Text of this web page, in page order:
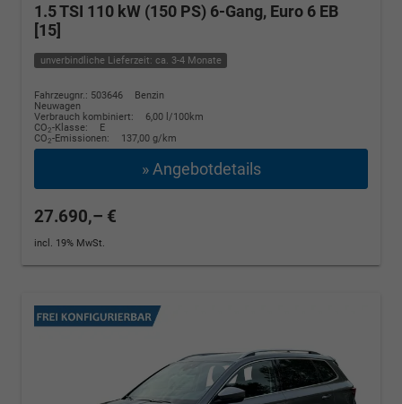
1.5 TSI 110 kW (150 PS) 6-Gang, Euro 6 EB
[15]
unverbindliche Lieferzeit: ca. 3-4 Monate
Fahrzeugnr.: 503646
Benzin
Neuwagen
Verbrauch kombiniert:
6,00 l/100km
CO2-Klasse:
E
CO2-Emissionen: 137,00 g/km
» Angebotdetails
27.690,– €
incl. 19% MwSt.